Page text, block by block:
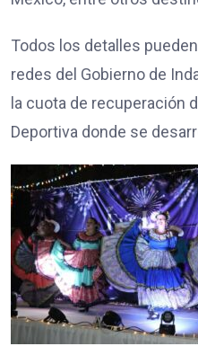
Todos los detalles
redes del Gobierno de
la cuota de recuperación
Deportiva donde se